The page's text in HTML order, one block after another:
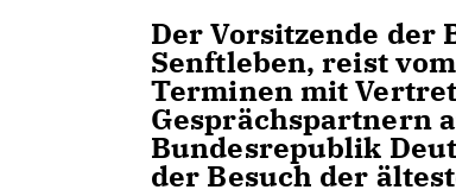
Der Vorsitzende der
Senftleben, reist
Terminen mit
Gesprächspartnern
Bundesrepublik
der Besuch der